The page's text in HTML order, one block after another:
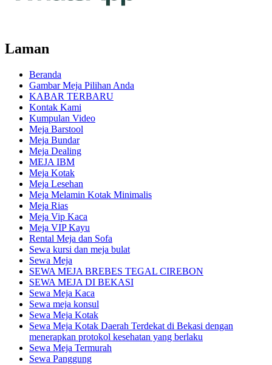
Laman
Beranda
Gambar Meja Pilihan Anda
KABAR TERBARU
Kontak Kami
Kumpulan Video
Meja Barstool
Meja Bundar
Meja Dealing
MEJA IBM
Meja Kotak
Meja Lesehan
Meja Melamin Kotak Minimalis
Meja Rias
Meja Vip Kaca
Meja VIP Kayu
Rental Meja dan Sofa
Sewa kursi dan meja bulat
Sewa Meja
SEWA MEJA BREBES TEGAL CIREBON
SEWA MEJA DI BEKASI
Sewa Meja Kaca
Sewa meja konsul
Sewa Meja Kotak
Sewa Meja Kotak Daerah Terdekat di Bekasi dengan
menerapkan protokol kesehatan yang berlaku
Sewa Meja Termurah
Sewa Panggung